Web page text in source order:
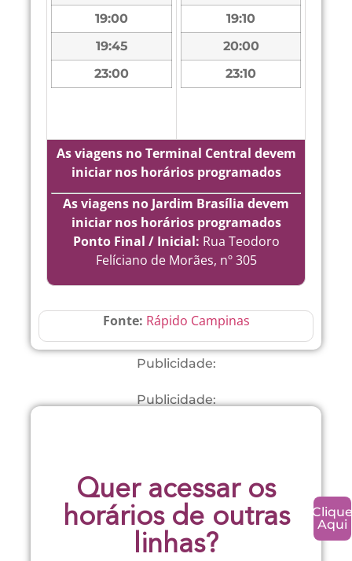
19:00
19:45
23:00
19:10
20:00
23:10
As viagens no Terminal Central devem
iniciar nos horários programados
As viagens no Jardim Brasília devem
iniciar nos horários programados
Ponto Final / Inicial: Rua Teodoro
Felíciano de Morães, nº 305
Fonte: Rápido Campinas
Publicidade:
Publicidade:
Quer acessar os
horários de outras
linhas?
Clique
Aqui